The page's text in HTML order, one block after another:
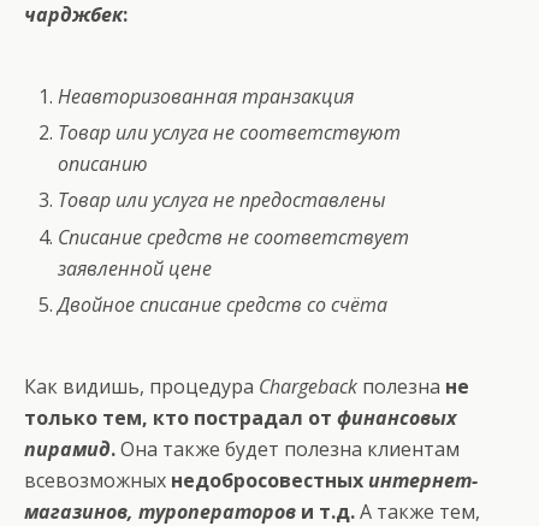
чарджбек:
Неавторизованная транзакция
Товар или услуга не соответствуют
описанию
Товар или услуга не предоставлены
Списание средств не соответствует
заявленной цене
Двойное списание средств со счёта
Как видишь, процедура Chargeback полезна не
только тем, кто пострадал от финансовых
пирамид.Она также будет полезна клиентам
всевозможных недобросовестных интернет-
магазинов, туроператоров и т.д.А также тем,